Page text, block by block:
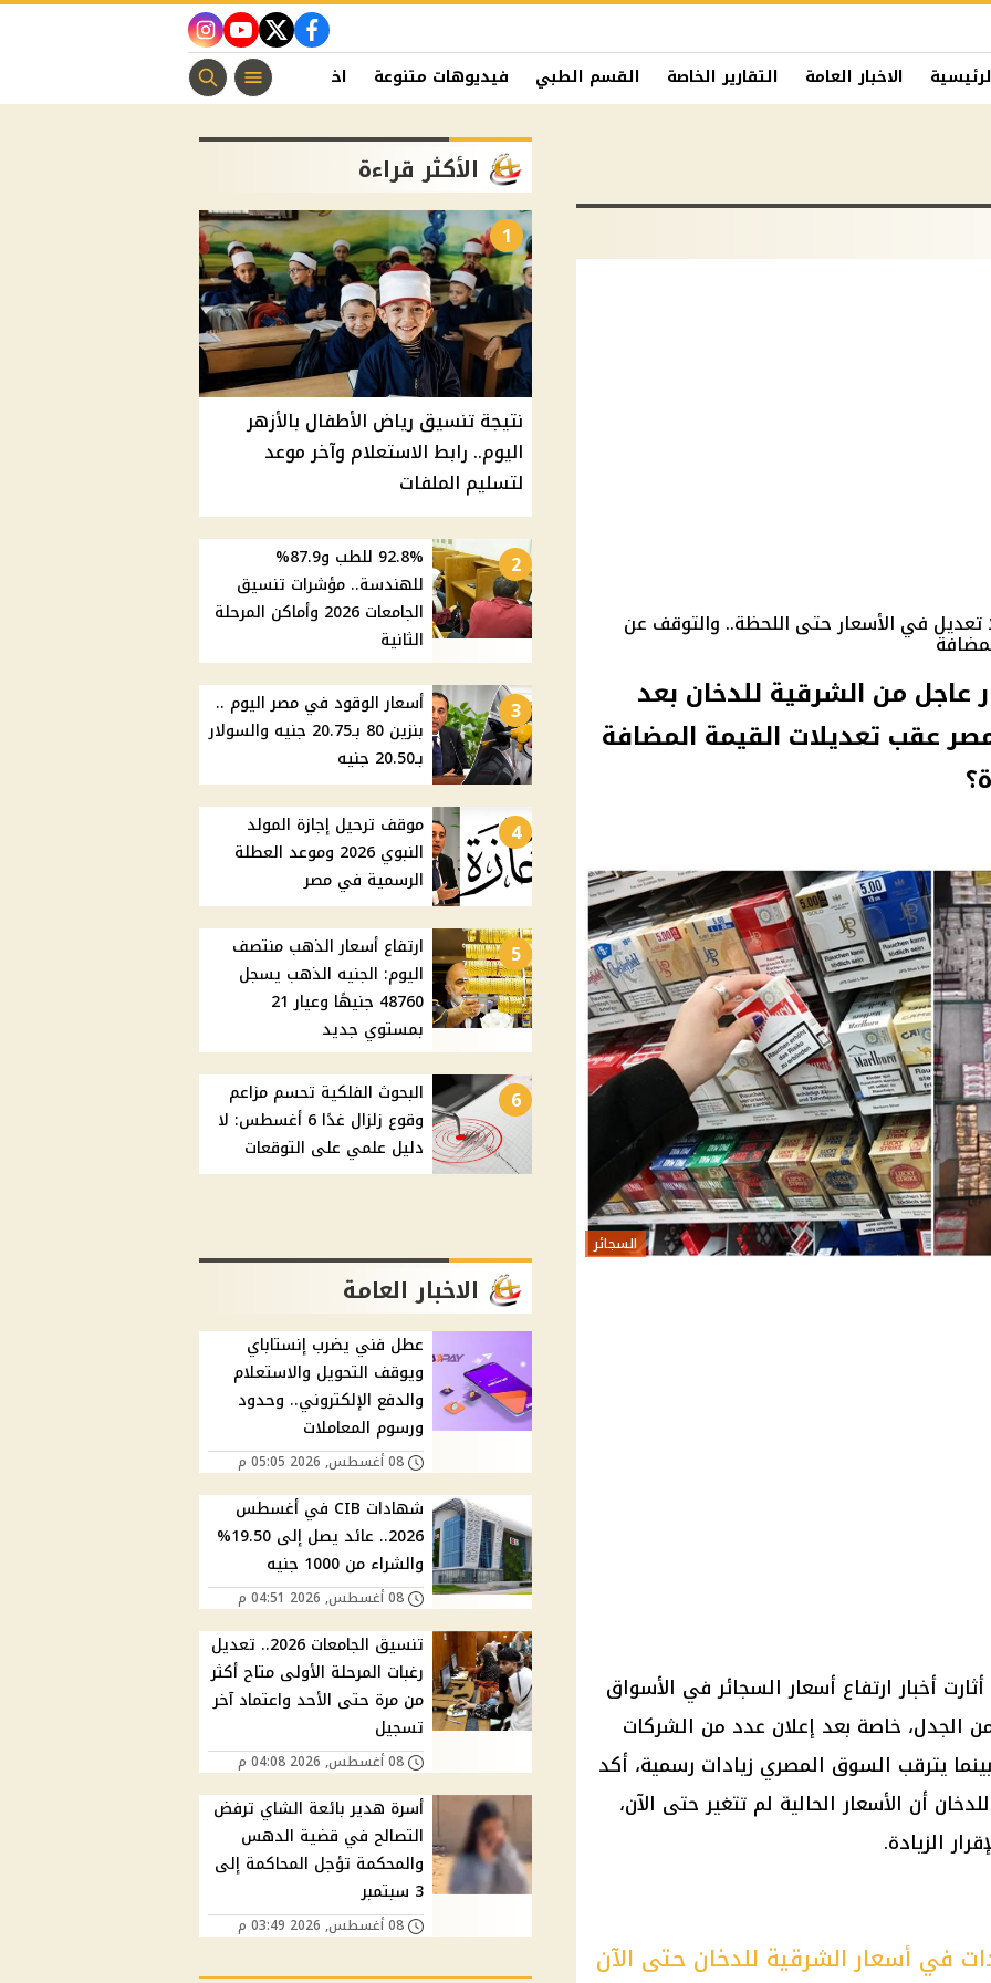
facebook
twitter
youtube
instagram
الاخبار العامة التقارير الخاصة القسم الطبي فيديوهات متنوعة اخبار الفن منوعات مسيحية
تعديل في الأسعار حتى اللحظة.. والتوقف عن
من الشرقية للدخان بعد
عقب تعديلات القيمة المضافة
السجائر
أخبار ارتفاع أسعار السجائر في الأسواق
من الجدل، خاصة بعد إعلان عدد من الشركات
يترقب السوق المصري زيادات رسمية، أكد
أن الأسعار الحالية لم تتغير حتى الآن،
الزيادة.
في أسعار الشرقية للدخان حتى الآن
الأكثر قراءة
1
نتيجة تنسيق رياض الأطفال بالأزهر
اليوم.. رابط الاستعلام وآخر موعد
لتسليم الملفات
2
92.8% للطب و87.9%
للهندسة.. مؤشرات تنسيق
الجامعات 2026 وأماكن المرحلة
الثانية
3
أسعار الوقود في مصر اليوم ..
بنزين 80 بـ20.75 جنيه والسولار
بـ20.50 جنيه
4
موقف ترحيل إجازة المولد
النبوي 2026 وموعد العطلة
الرسمية في مصر
5
ارتفاع أسعار الذهب منتصف
اليوم: الجنيه الذهب يسجل
48760 جنيهًا وعيار 21
بمستوي جديد
6
البحوث الفلكية تحسم مزاعم
وقوع زلزال غدًا 6 أغسطس: لا
دليل علمي على التوقعات
الاخبار العامة
عطل فني يضرب إنستاباي
ويوقف التحويل والاستعلام
والدفع الإلكتروني.. وحدود
ورسوم المعاملات
08 أغسطس, 2026 05:05 م
شهادات CIB في أغسطس
2026.. عائد يصل إلى 19.50%
والشراء من 1000 جنيه
08 أغسطس, 2026 04:51 م
تنسيق الجامعات 2026.. تعديل
رغبات المرحلة الأولى متاح أكثر
من مرة حتى الأحد واعتماد آخر
تسجيل
08 أغسطس, 2026 04:08 م
أسرة هدير بائعة الشاي ترفض
التصالح في قضية الدهس
والمحكمة تؤجل المحاكمة إلى
3 سبتمبر
08 أغسطس, 2026 03:49 م